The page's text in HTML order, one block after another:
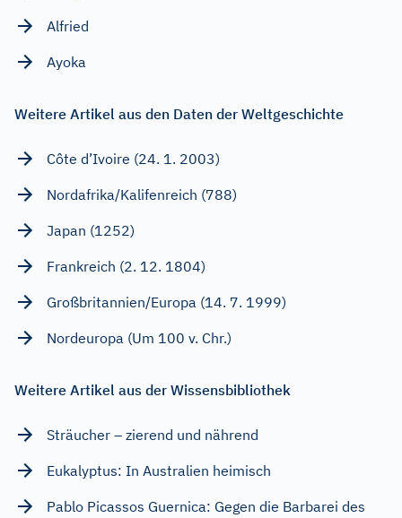
Alfried
Ayoka
Weitere Artikel aus den Daten der Weltgeschichte
Côte d’Ivoire (24. 1. 2003)
Nordafrika/Kalifenreich (788)
Japan (1252)
Frankreich (2. 12. 1804)
Großbritannien/Europa (14. 7. 1999)
Nordeuropa (Um 100 v. Chr.)
Weitere Artikel aus der Wissensbibliothek
Sträucher – zierend und nährend
Eukalyptus: In Australien heimisch
Pablo Picassos Guernica: Gegen die Barbarei des